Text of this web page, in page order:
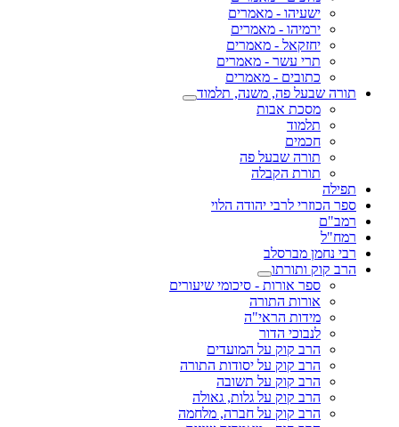
ישעיהו - מאמרים
ירמיהו - מאמרים
יחזקאל - מאמרים
תרי עשר - מאמרים
כתובים - מאמרים
תורה שבעל פה, משנה, תלמוד
מסכת אבות
תלמוד
חכמים
תורה שבעל פה
תורת הקבלה
תפילה
ספר הכוזרי לרבי יהודה הלוי
רמב"ם
רמח"ל
רבי נחמן מברסלב
הרב קוק ותורתו
ספר אורות - סיכומי שיעורים
אורות התורה
מידות הראי"ה
לנבוכי הדור
הרב קוק על המועדים
הרב קוק על יסודות התורה
הרב קוק על תשובה
הרב קוק על גלות, גאולה
הרב קוק על חברה, מלחמה